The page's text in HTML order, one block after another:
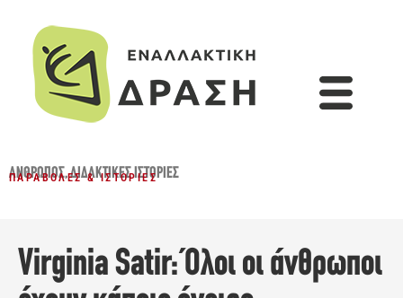
ΆΝΘΡΩΠΟΣ,ΔΙΔΑΚΤΙΚΈΣ ΙΣΤΟΡΊΕΣ
ΠΑΡΑΒΟΛΈΣ & ΙΣΤΟΡΊΕΣ
Virginia Satir: Όλοι οι άνθρωποι